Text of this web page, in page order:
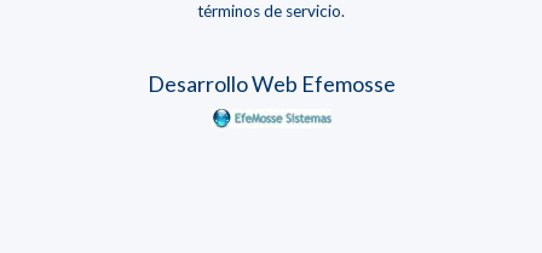
términos de servicio.
Desarrollo Web Efemosse